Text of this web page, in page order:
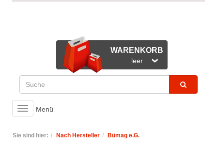
WARENKORB
leer
Toggle
navigation
Menü
Sie sind hier: Nach Hersteller Bümag e.G.